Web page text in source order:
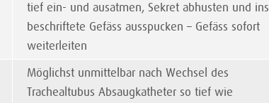
tief ein- und ausatmen, Sekret abhusten und ins
beschriftete Gefäss ausspucken – Gefäss sofort
weiterleiten
Möglichst unmittelbar nach Wechsel des
Trachealtubus Absaug­ka­theter so tief wie